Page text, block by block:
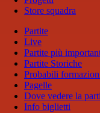
Store squadra
Partite
Live
Partite più
Partite Storiche
Probabili
Pagelle
Dove vedere la
Info biglietti